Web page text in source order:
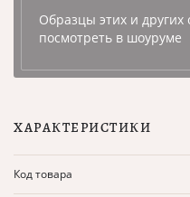
Образцы этих и
посмотреть в шоуруме
ХАРАКТЕРИСТИКИ
Код товара